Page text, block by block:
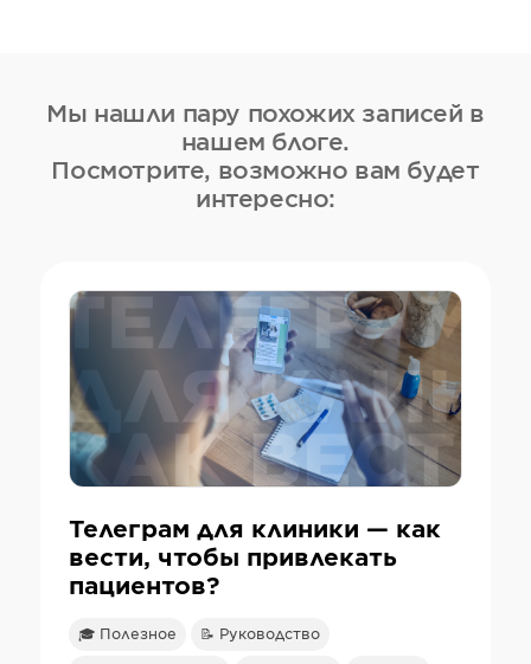
Мы нашли пару похожих записей в
нашем блоге.
Посмотрите, возможно вам будет
интересно:
Телеграм для клиники — как
вести, чтобы привлекать
пациентов?
🎓 Полезное 📝 Руководство